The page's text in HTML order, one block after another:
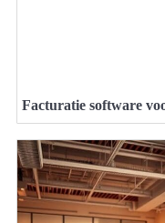
Facturatie software